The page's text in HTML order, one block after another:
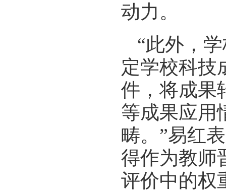
动力。
“此外，
定学校科技
件，将成果
等成果应用
畴。”易红
得作为教师
评价中的权